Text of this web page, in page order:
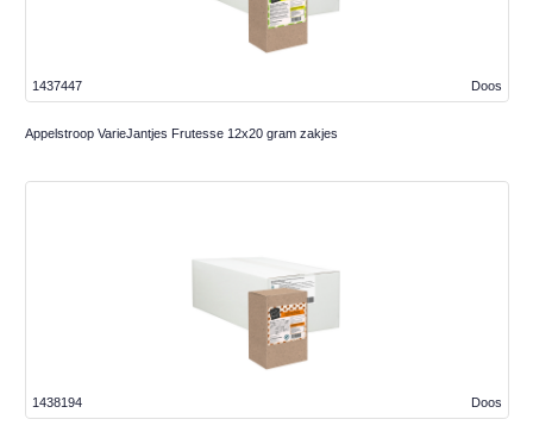
Doos
1437447
Appelstroop VarieJantjes Frutesse 12x20 gram zakjes
Doos
1438194